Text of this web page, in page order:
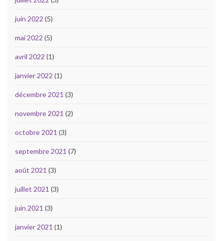
juin 2022 (5)
mai 2022 (5)
avril 2022 (1)
janvier 2022 (1)
décembre 2021 (3)
novembre 2021 (2)
octobre 2021 (3)
septembre 2021 (7)
août 2021 (3)
juillet 2021 (3)
juin 2021 (3)
janvier 2021 (1)